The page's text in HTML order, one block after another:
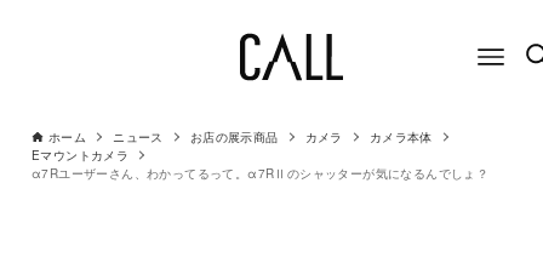
ホーム ニュース お店の展示商品 カメラ
カメラ本体
Eマウントカメラ
α7Rユーザーさん、わかってるって。α7RⅡのシャッターが気になるんでしょ？